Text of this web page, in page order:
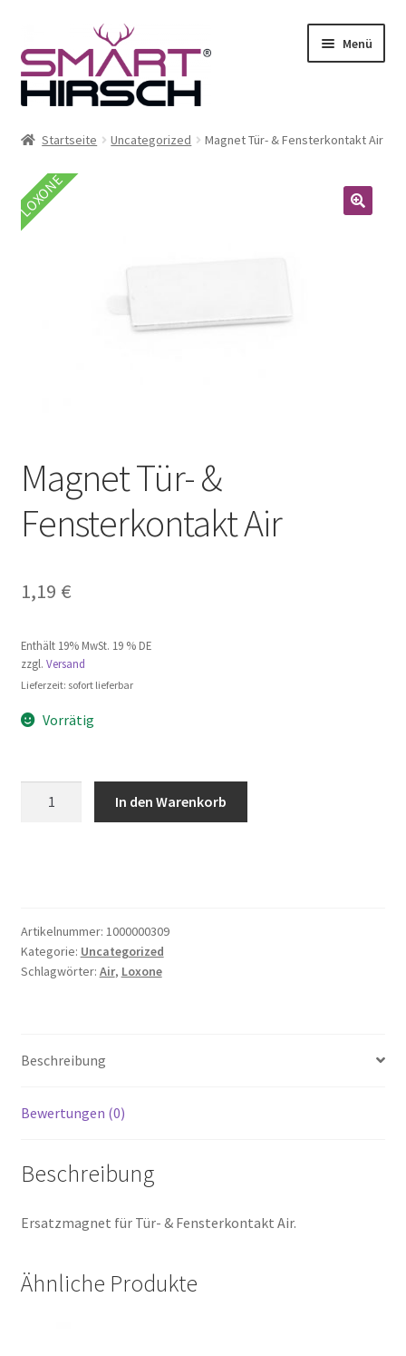
Menü
Startseite Uncategorized Magnet Tür- & Fensterkontakt Air
LOXONE
Magnet Tür- &
Fensterkontakt Air
1,19 €
Enthält 19% MwSt. 19 % DE
zzgl. Versand
Lieferzeit: sofort lieferbar
Vorrätig
In den Warenkorb
Artikelnummer: 1000000309
Kategorie: Uncategorized
Schlagwörter: Air, Loxone
Beschreibung
Bewertungen (0)
Beschreibung
Ersatzmagnet für Tür- & Fensterkontakt Air.
Ähnliche Produkte